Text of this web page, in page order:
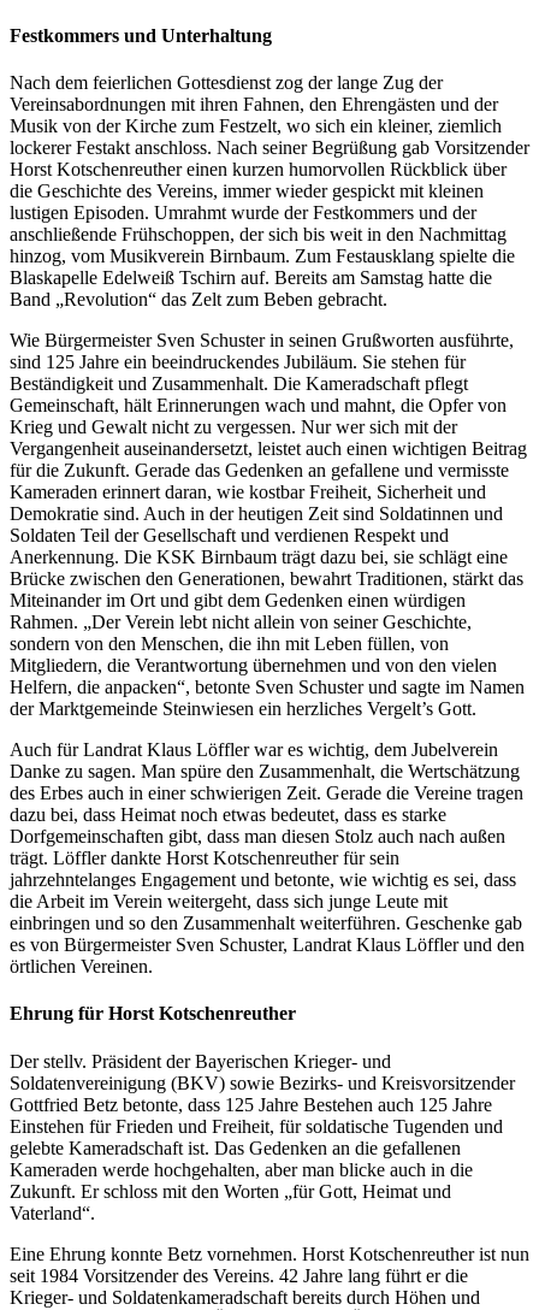
Festkommers und Unterhaltung
Nach dem feierlichen Gottesdienst zog der lange Zug der
Vereinsabordnungen mit ihren Fahnen, den Ehrengästen und der
Musik von der Kirche zum Festzelt, wo sich ein kleiner, ziemlich
lockerer Festakt anschloss. Nach seiner Begrüßung gab Vorsitzender
Horst Kotschenreuther einen kurzen humorvollen Rückblick über
die Geschichte des Vereins, immer wieder gespickt mit kleinen
lustigen Episoden. Umrahmt wurde der Festkommers und der
anschließende Frühschoppen, der sich bis weit in den Nachmittag
hinzog, vom Musikverein Birnbaum. Zum Festausklang spielte die
Blaskapelle Edelweiß Tschirn auf. Bereits am Samstag hatte die
Band „Revolution“ das Zelt zum Beben gebracht.
Wie Bürgermeister Sven Schuster in seinen Grußworten ausführte,
sind 125 Jahre ein beeindruckendes Jubiläum. Sie stehen für
Beständigkeit und Zusammenhalt. Die Kameradschaft pflegt
Gemeinschaft, hält Erinnerungen wach und mahnt, die Opfer von
Krieg und Gewalt nicht zu vergessen. Nur wer sich mit der
Vergangenheit auseinandersetzt, leistet auch einen wichtigen Beitrag
für die Zukunft. Gerade das Gedenken an gefallene und vermisste
Kameraden erinnert daran, wie kostbar Freiheit, Sicherheit und
Demokratie sind. Auch in der heutigen Zeit sind Soldatinnen und
Soldaten Teil der Gesellschaft und verdienen Respekt und
Anerkennung. Die KSK Birnbaum trägt dazu bei, sie schlägt eine
Brücke zwischen den Generationen, bewahrt Traditionen, stärkt das
Miteinander im Ort und gibt dem Gedenken einen würdigen
Rahmen. „Der Verein lebt nicht allein von seiner Geschichte,
sondern von den Menschen, die ihn mit Leben füllen, von
Mitgliedern, die Verantwortung übernehmen und von den vielen
Helfern, die anpacken“, betonte Sven Schuster und sagte im Namen
der Marktgemeinde Steinwiesen ein herzliches Vergelt’s Gott.
Auch für Landrat Klaus Löffler war es wichtig, dem Jubelverein
Danke zu sagen. Man spüre den Zusammenhalt, die Wertschätzung
des Erbes auch in einer schwierigen Zeit. Gerade die Vereine tragen
dazu bei, dass Heimat noch etwas bedeutet, dass es starke
Dorfgemeinschaften gibt, dass man diesen Stolz auch nach außen
trägt. Löffler dankte Horst Kotschenreuther für sein
jahrzehntelanges Engagement und betonte, wie wichtig es sei, dass
die Arbeit im Verein weitergeht, dass sich junge Leute mit
einbringen und so den Zusammenhalt weiterführen. Geschenke gab
es von Bürgermeister Sven Schuster, Landrat Klaus Löffler und den
örtlichen Vereinen.
Ehrung für Horst Kotschenreuther
Der stellv. Präsident der Bayerischen Krieger- und
Soldatenvereinigung (BKV) sowie Bezirks- und Kreisvorsitzender
Gottfried Betz betonte, dass 125 Jahre Bestehen auch 125 Jahre
Einstehen für Frieden und Freiheit, für soldatische Tugenden und
gelebte Kameradschaft ist. Das Gedenken an die gefallenen
Kameraden werde hochgehalten, aber man blicke auch in die
Zukunft. Er schloss mit den Worten „für Gott, Heimat und
Vaterland“.
Eine Ehrung konnte Betz vornehmen. Horst Kotschenreuther ist nun
seit 1984 Vorsitzender des Vereins. 42 Jahre lang führt er die
Krieger- und Soldatenkameradschaft bereits durch Höhen und